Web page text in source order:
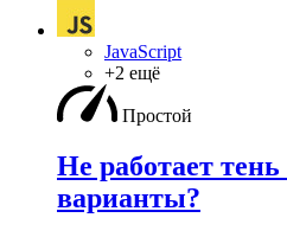
JavaScript
+2 ещё
Простой
Не работает тень
варианты?